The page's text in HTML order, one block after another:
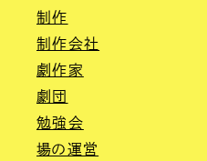
制作
制作会社
劇作家
劇団
勉強会
場の運営